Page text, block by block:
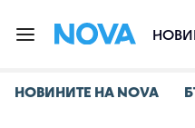
НОВИНИТЕ НА NOVA